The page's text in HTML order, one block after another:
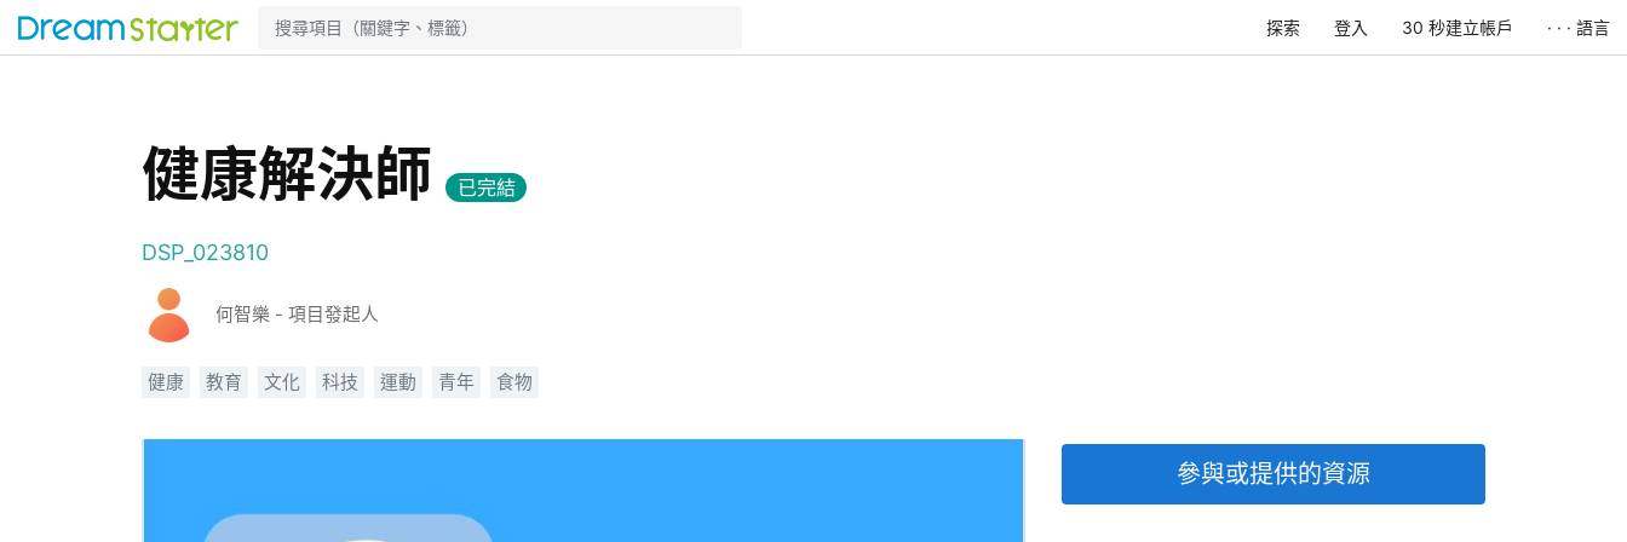
探索 登入 30 秒建立帳戶 · · · 語言
健康解決師 已完結
DSP_023810
何智樂 - 項目發起人
健康 教育 文化 科技 運動 青年 食物
參與或提供的資源